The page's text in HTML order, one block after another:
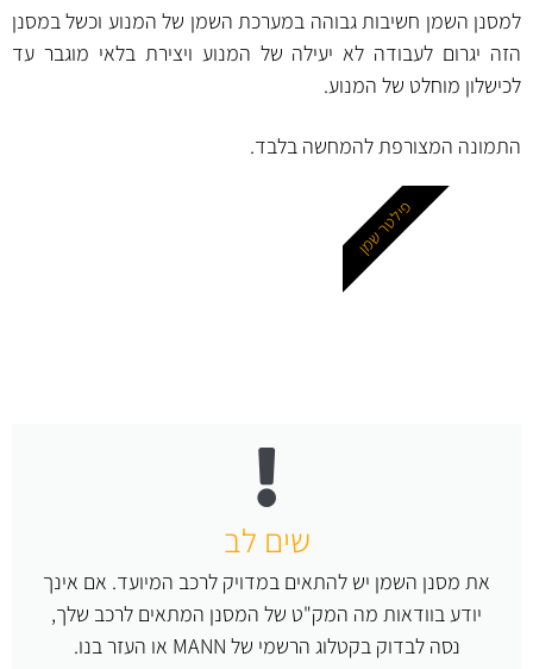
למסנן השמן חשיבות גבוהה במערכת השמן של המנוע וכשל במסנן
הזה יגרום לעבודה לא יעילה של המנוע ויצירת בלאי מוגבר עד
לכישלון מוחלט של המנוע.
התמונה המצורפת להמחשה בלבד.
שים לב
את מסנן השמן יש להתאים במדויק לרכב המיועד. אם אינך
יודע בוודאות מה המק"ט של המסנן המתאים לרכב שלך,
נסה לבדוק בקטלוג הרשמי של MANN או העזר בנו.
פילטר שמן